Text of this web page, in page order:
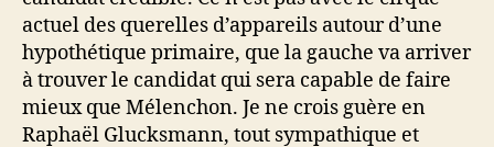
actuel des querelles d’appareils autour d’une
hypothétique primaire, que la gauche va arriver
à trouver le candidat qui sera capable de faire
mieux que Mélenchon. Je ne crois guère en
Raphaël Glucksmann, tout sympathique et